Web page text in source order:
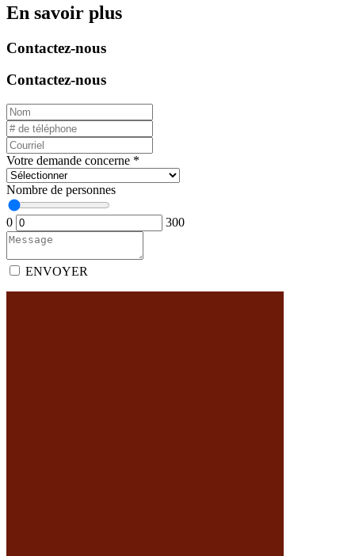
En savoir plus
Contactez-nous
Contactez-nous
Votre demande concerne *
Nombre de personnes
0 300
ENVOYER